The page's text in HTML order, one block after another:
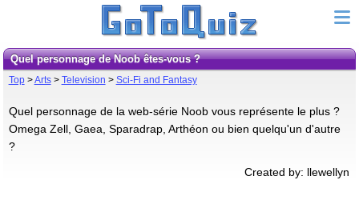
Quel personnage de Noob êtes-vous ?
Top>Arts> Television > Sci-Fi and Fantasy
Quel personnage de la web-série Noob vous représente le plus ?
Omega Zell, Gaea, Sparadrap, Arthéon ou bien quelqu'un d'autre
?
Created by: llewellyn